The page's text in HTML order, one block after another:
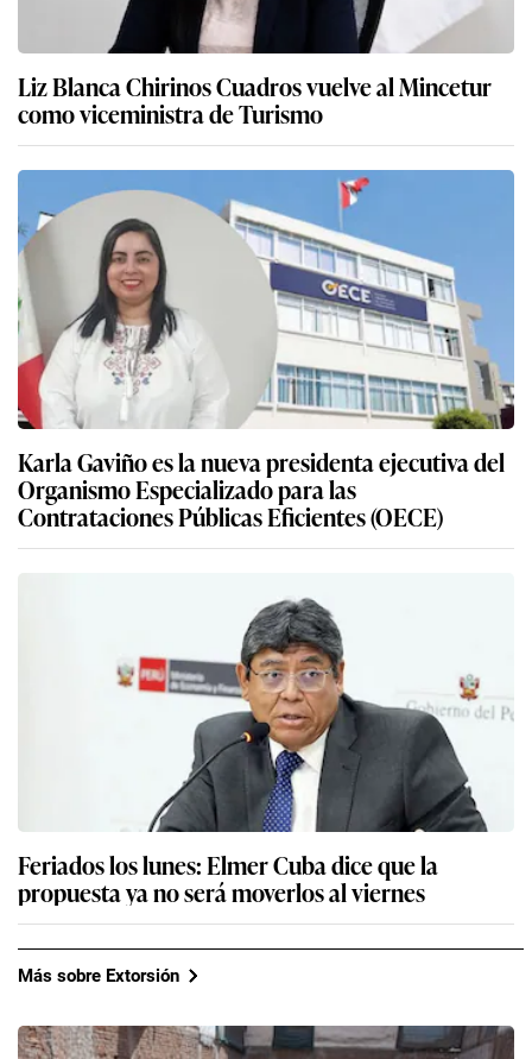
Liz Blanca Chirinos Cuadros vuelve al Mincetur
como viceministra de Turismo
Karla Gaviño es la nueva presidenta ejecutiva del
Organismo Especializado para las
Contrataciones Públicas Eficientes (OECE)
Feriados los lunes: Elmer Cuba dice que la
propuesta ya no será moverlos al viernes
Más sobre Extorsión